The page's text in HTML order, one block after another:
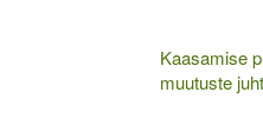
Kaasamise
muutuste